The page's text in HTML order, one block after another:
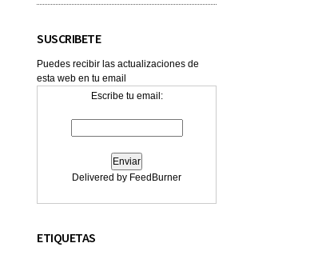
SUSCRIBETE
Puedes recibir las actualizaciones de
esta web en tu email
Escribe tu email:
Delivered by FeedBurner
ETIQUETAS